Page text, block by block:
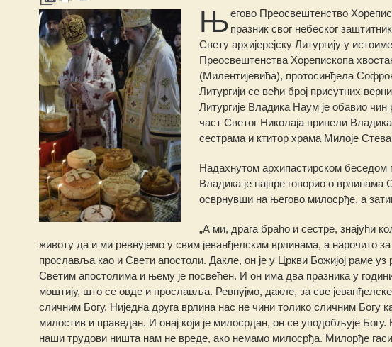
Његово Преосвештенство
празник свог небеског
Свету архијерејску Литургију у
Преосвештенства Хорепископа
(Милентијевића), протосинђела
Литургији се већи број присутних
Литургије Владика Наум је обавио
част Светог Николаја принели
сестрама и ктитор храма Милоје
Надахнутом архипастирском беседом
Владика је најпре говорио о
осврнувши на његово милосрђе, а
„А ми, драга браћо и сестре, знајући
животу да и ми ревнујемо у свим јеванђелским врлинама, а нарочито
прославља као и Свети апостоли. Дакле, он је у Цркви Божијој раме уз
Светим апостолима и њему је посвећен. И он има два празника у
моштију, што се овде и прославља. Ревнујмо, дакле, за све
сличним Богу. Ниједна друга врлина нас не чини толико сличним Богу
милостив и праведан. И онај који је милосрдан, он се уподобљује
наши трудови ништа нам не вреде, ако немамо милосрђа. Милорђе